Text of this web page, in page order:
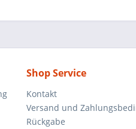
Shop Service
Kontakt
Versand und
Rückgabe